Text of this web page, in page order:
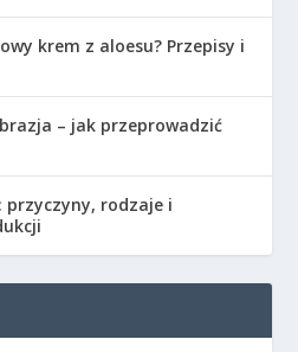
krem z aloesu? Przepisy i
– jak przeprowadzić
przyczyny, rodzaje i